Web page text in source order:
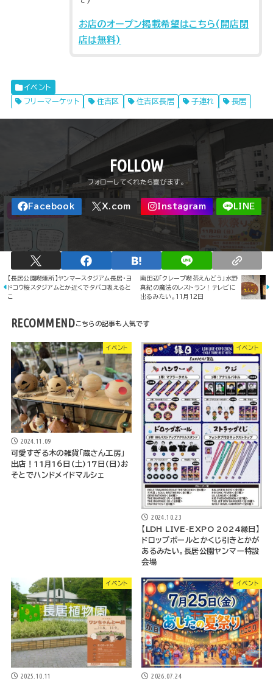
お店のオープン掲載希望はこちら(開店閉
店は無料)
イベント
フリーマーケット
住吉区 住吉区長居 子連れ 長居
FOLLOW
【長居公園喫煙所】ヤンマースタジアム長居・ヨ
ドコウ桜スタジアムとか近くでタバコ吸えると
こ
南田辺「クレープ喫茶えんどう」水野
真紀の魔法のレストラン！テレビに
出るみたい。11月12日
RECOMMEND
イベント
2024.11.09
可愛すぎる木の雑貨「蔵さん工房」
出店！11月16日(土)17日(日)お
そとでハンドメイドマルシェ
イベント
2024.10.23
【LDH LIVE-EXPO 2024縁日】
ドロップボールとかくじ引きとかが
あるみたい。長居公園ヤンマー特設
会場
イベント
2025.10.11
イベント
2026.07.24